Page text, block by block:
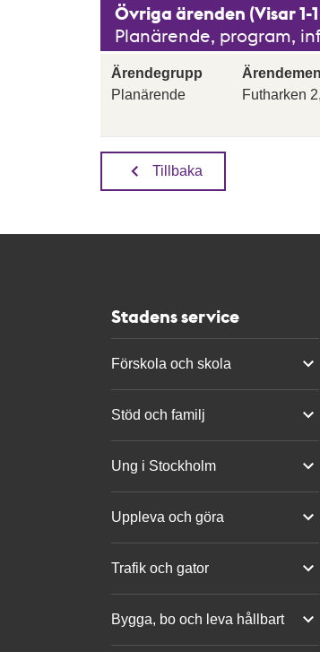
Övriga ärenden (Visar 1-1
Planärende, program,
Ärendegrupp
Planärende
Futharken
Tillbaka
Stadens service
Förskola och skola
Stöd och familj
Ung i Stockholm
Uppleva och göra
Trafik och gator
Bygga, bo och leva hållbart